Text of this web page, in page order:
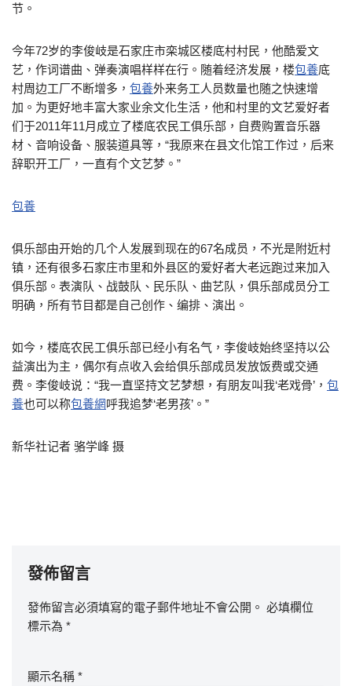
节。
今年72岁的李俊岐是石家庄市栾城区楼底村村民，他酷爱文
艺，作词谱曲、弹奏演唱样样在行。随着经济发展，楼包養底
村周边工厂不断增多， 包養外来务工人员数量也随之快速增
加。为更好地丰富大家业余文化生活，他和村里的文艺爱好者
们于2011年11月成立了楼底农民工俱乐部，自费购置音乐器
材、音响设备、服装道具等，“我原来在县文化馆工作过，后来
辞职开工厂，一直有个文艺梦。”
包養
俱乐部由开始的几个人发展到现在的67名成员，不光是附近村
镇，还有很多石家庄市里和外县区的爱好者大老远跑过来加入
俱乐部。表演队、战鼓队、民乐队、曲艺队，俱乐部成员分工
明确，所有节目都是自己创作、编排、演出。
如今，楼底农民工俱乐部已经小有名气，李俊岐始终坚持以公
益演出为主，偶尔有点收入会给俱乐部成员发放饭费或交通
费。李俊岐说：“我一直坚持文艺梦想，有朋友叫我‘老戏骨’， 包
養也可以称包養網呼我追梦‘老男孩’。”
新华社记者 骆学峰 摄
發佈留言
發佈留言必須填寫的電子郵件地址不會公開。 必填欄位
標示為 *
顯示名稱 *